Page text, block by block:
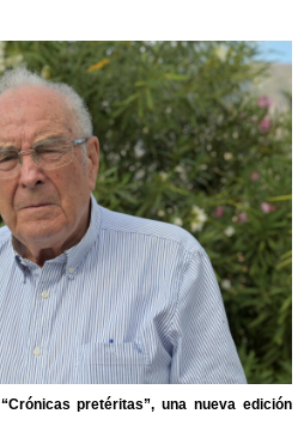
pretéritas”, una nueva edición